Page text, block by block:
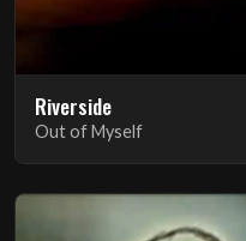
Riverside
Out of Myself